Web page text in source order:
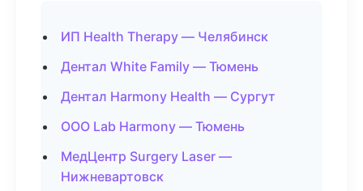
ИП Health Therapy — Челябинск
Дентал White Family — Тюмень
Дентал Harmony Health — Сургут
ООО Lab Harmony — Тюмень
МедЦентр Surgery Laser —
Нижневартовск